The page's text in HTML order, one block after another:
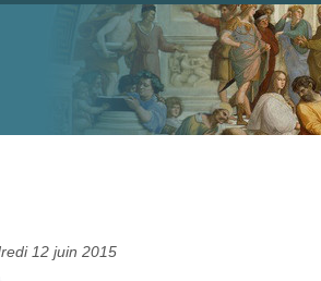
12 juin 2015